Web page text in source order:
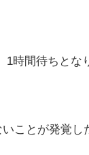
時間待ちとな
ことが発覚